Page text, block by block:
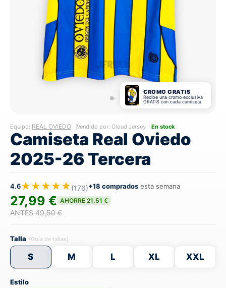
CROMO GRATIS
Recibe una cromo exclusiva
GRATIS con cada camiseta
Equipo: REAL OVIEDO Vendido por: Cloud Jersey En stock
Camiseta Real Oviedo
2025-26 Tercera
4.6★★★★★(176)+18 comprados esta semana
27,99 € AHORRE 21,51 €
ANTES 49,50 €
Talla (Guía de tallas)
S M L XL XXL
Estilo